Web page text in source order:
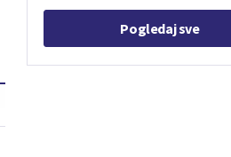
Pogledaj sve